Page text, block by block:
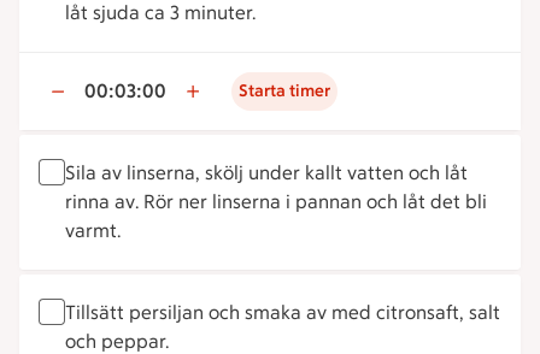
låt sjuda ca 3 minuter.
00:03:00 Starta timer
Sila av linserna, skölj under kallt vatten och låt
rinna av. Rör ner linserna i pannan och låt det bli
varmt.
Tillsätt persiljan och smaka av med citronsaft, salt
och peppar.